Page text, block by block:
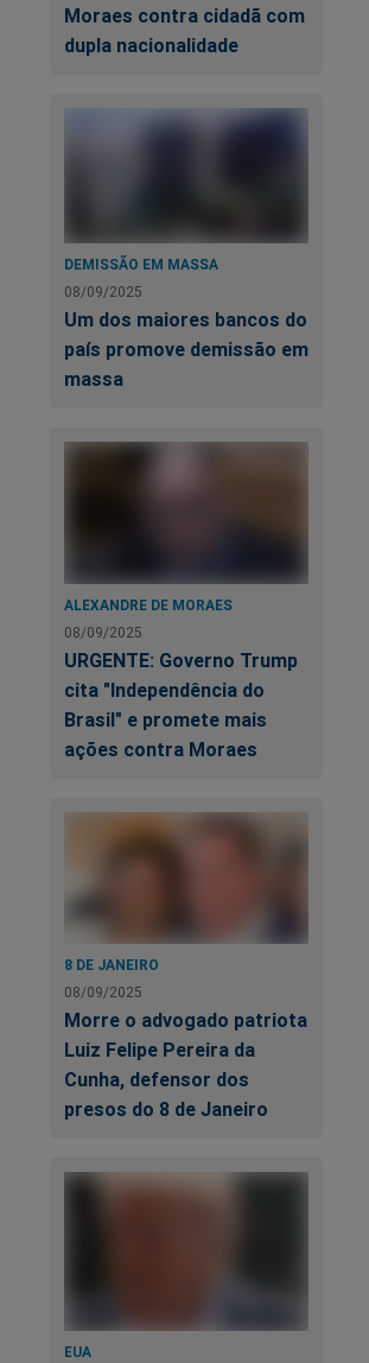
Moraes contra cidadã com
dupla nacionalidade
DEMISSÃO EM MASSA
08/09/2025
Um dos maiores bancos do
país promove demissão em
massa
ALEXANDRE DE MORAES
08/09/2025
URGENTE: Governo Trump
cita "Independência do
Brasil" e promete mais
ações contra Moraes
8 DE JANEIRO
08/09/2025
Morre o advogado patriota
Luiz Felipe Pereira da
Cunha, defensor dos
presos do 8 de Janeiro
EUA